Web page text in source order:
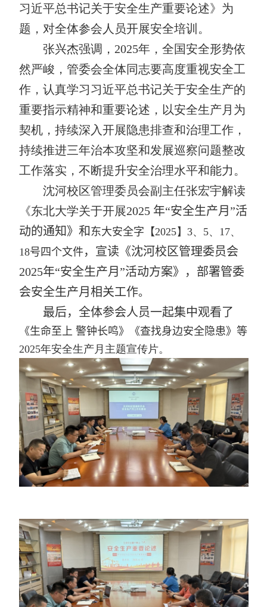
习近平总书记关于安全生产重要论述》为
题，对全体参会人员开展安全培训。
张兴杰强调， 2025年，全国安全形势依
然严峻，管委会全体同志要高度重视安全工
作，认真学习习近平总书记关于安全生产的
重要指示精神和重要论述，以安全生产月为
契机，持续深入开展隐患排查和治理工作，
持续推进三年治本攻坚和发展巡察问题整改
工作落实，不断提升安全治理水平和能力。
沈河校区管理委员会副主任张宏宇解读
《东北大学关于开展2025 年“安全生产月”活
动的通知》和东大安全字【2025】 3、 5、 17、
18号四个文件，宣读《沈河校区管理委员会
2025年“安全生产月”活动方案》，部署管委
会安全生产月相关工作。
最后，全体参会人员一起集中观看了
《生命至上 警钟长鸣》《查找身边安全隐患》等
2025年安全生产月主题宣传片。